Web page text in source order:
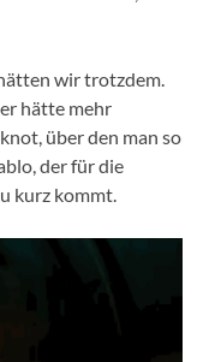
wir trotzdem.
hätte mehr
über den man so
der für die
kurz kommt.